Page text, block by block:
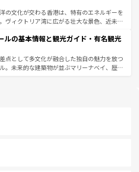
やバインミー、ベトナムコーヒーなどは、ぜ
いたい。どの地域を訪れてもあたたかい人々
えてくれるので、きっと忘れられない旅にな
い。
している。北部ではチェンマイなどの山岳地
れ合い、南部ではプーケットやクラビの美し
ゾート気分を楽しむことができる。タイ料理
は一年中温暖で、どの季節にも異なる楽しみ
。親しみやすいタイの人々、仏教を中心とし
て多様な観光資源が、訪れる旅人を魅了し続
なお、新着のタイ情報はコンテンツ一覧を参照して
の文化が交わる香港は、特有のエネルギーを
ヴィクトリア湾に広がる壮大な景色、近未来
れても感動するはず。観光スポットが密集し
よく見どころを回れるのも魅力。息をのむよ
文化的な体験まで、香港を存分に楽しみ尽く
なお、新着の香港情報はコンテンツ一覧を参照して
ルの基本情報と観光ガイド・有名観光
点として多文化が融合した独自の魅力を放つ
。未来的な建築物が並ぶマリーナベイ、歴史
ズは地元の風情を楽しめる外せないスポット